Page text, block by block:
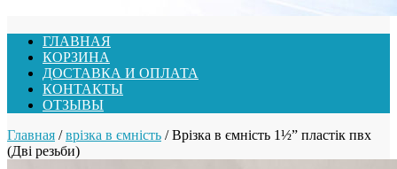
ГЛАВНАЯ
КОРЗИНА
ДОСТАВКА И ОПЛАТА
КОНТАКТЫ
ОТЗЫВЫ
Главная /врізка в ємність / Врізка в ємність 1½” пластік пвх
(Дві резьби)